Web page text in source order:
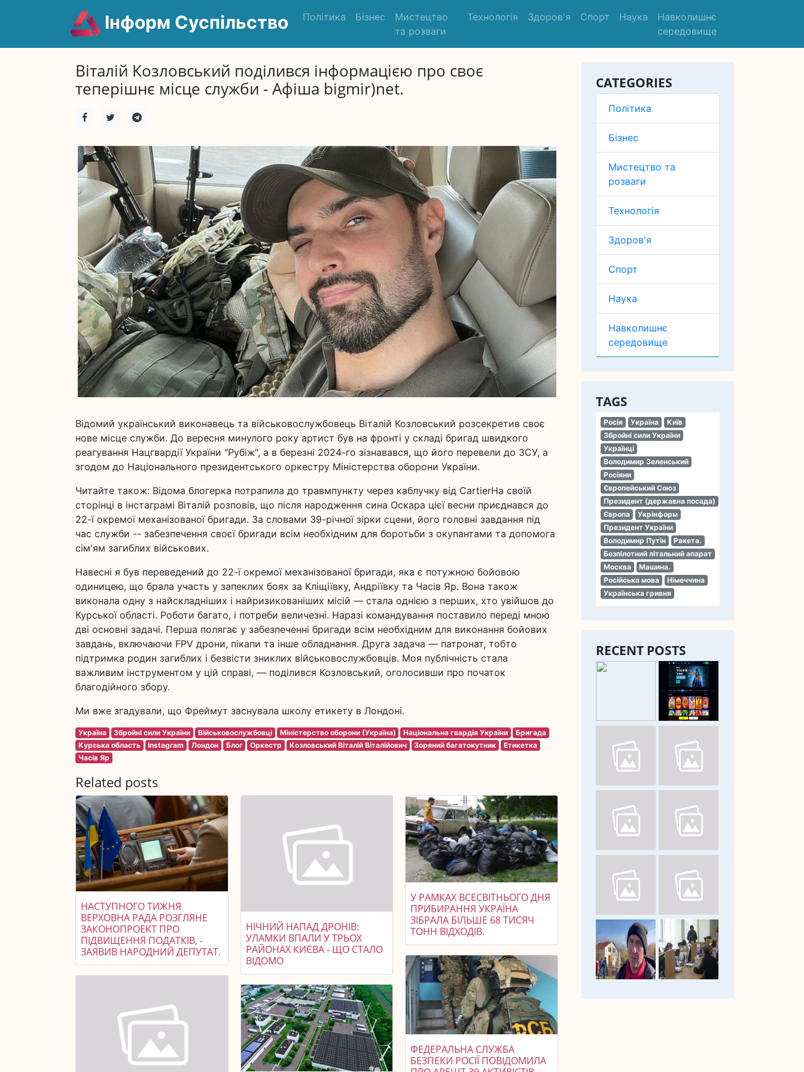
Інформ Суспільство Політика Бізнес
Мистецтво
та розваги
Технологія Здоров'я Спорт Наука
Навколишнє
середовище
CATEGORIES
Політика
Бізнес
Мистецтво та
розваги
Технологія
Здоров'я
Спорт
Наука
Навколишнє
середовище
TAGS
Росія Україна
Київ
Збройні сили України
Українці
Володимир Зеленський
Росіяни
Європейський Союз
Президент (державна посада)
Європа
Укрінформ
Президент України
Володимир Путін
Ракета.
Безпілотний літальний апарат
Москва
Машина.
Російська мова
Німеччина
Українська гривня
RECENT POSTS
Віталій Козловський поділився інформацією про своє
теперішнє місце служби - Афіша bigmir)net.
Відомий український виконавець та військовослужбовець Віталій Козловський розсекретив своє
нове місце служби. До вересня минулого року артист був на фронті у складі бригад швидкого
реагування Нацгвардії України "Рубіж", а в березні 2024-го зізнавався, що його перевели до ЗСУ, а
згодом до Національного президентського оркестру Міністерства оборони України.
Читайте також: Відома блогерка потрапила до травмпункту через каблучку від CartierНа своїй
сторінці в інстаграмі Віталій розповів, що після народження сина Оскара цієї весни приєднався до
22-ї окремої механізованої бригади. За словами 39-річної зірки сцени, його головні завдання під
час служби -- забезпечення своєї бригади всім необхідним для боротьби з окупантами та допомога
сім'ям загиблих військових.
Навесні я був переведений до 22-ї окремої механізованої бригади, яка є потужною бойовою
одиницею, що брала участь у запеклих боях за Кліщіївку, Андріївку та Часів Яр. Вона також
виконала одну з найскладніших і найризикованіших місій — стала однією з перших, хто увійшов до
Курської області. Роботи багато, і потреби величезні. Наразі командування поставило переді мною
дві основні задачі. Перша полягає у забезпеченні бригади всім необхідним для виконання бойових
завдань, включаючи FPV дрони, пікапи та інше обладнання. Друга задача — патронат, тобто
підтримка родин загиблих і безвісти зниклих військовослужбовців. Моя публічність стала
важливим інструментом у цій справі, — поділився Козловський, оголосивши про початок
благодійного збору.
Ми вже згадували, що Фреймут заснувала школу етикету в Лондоні.
Україна Збройні сили України Військовослужбовці Міністерство оборони (Україна) Національна гвардія України
Бригада
Курська область
Instagram Лондон Блог Оркестр Козловський Віталій Віталійович Зоряний багатокутник
Етикетка
Часів Яр
Related posts
НАСТУПНОГО ТИЖНЯ
ВЕРХОВНА РАДА РОЗГЛЯНЕ
ЗАКОНОПРОЕКТ ПРО
ПІДВИЩЕННЯ ПОДАТКІВ, -
ЗАЯВИВ НАРОДНИЙ ДЕПУТАТ.
НІЧНИЙ НАПАД ДРОНІВ:
УЛАМКИ ВПАЛИ У ТРЬОХ
РАЙОНАХ КИЄВА - ЩО СТАЛО
ВІДОМО
У РАМКАХ ВСЕСВІТНЬОГО ДНЯ
ПРИБИРАННЯ УКРАЇНА
ЗІБРАЛА БІЛЬШЕ 68 ТИСЯЧ
ТОНН ВІДХОДІВ.
ФЕДЕРАЛЬНА СЛУЖБА
БЕЗПЕКИ РОСІЇ ПОВІДОМИЛА